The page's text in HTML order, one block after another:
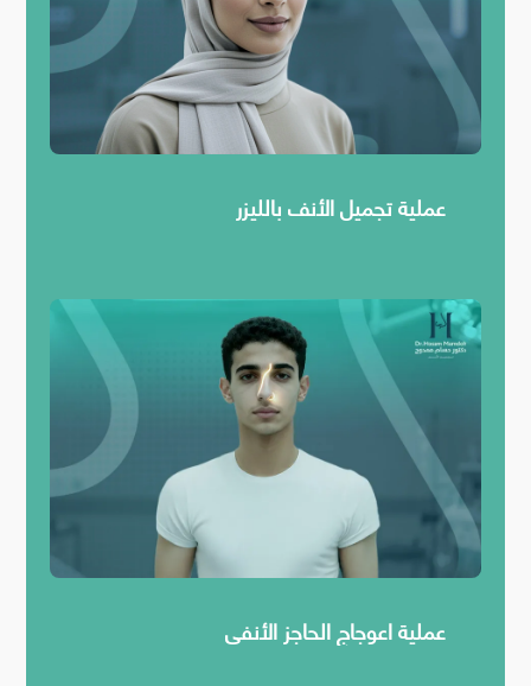
عملية تجميل الأنف بالليزر
عملية اعوجاج الحاجز الأنفي